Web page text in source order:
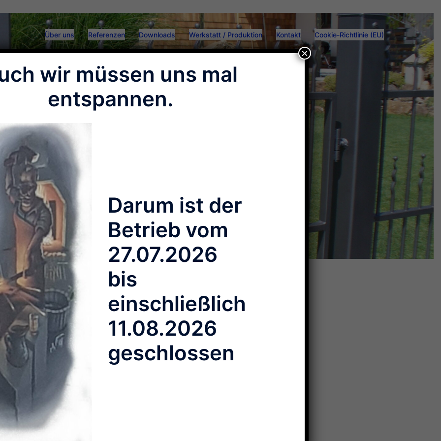
Über uns Referenzen Downloads Werkstatt / Produktion Kontakt Cookie-Richtlinie (EU)
gefunden werden. Vielleicht hilft die Suchfunktion.
wir müssen uns mal
entspannen.
Darum ist der
Betrieb vom
27.07.2026
bis
einschließlich
11.08.2026
geschlossen
×